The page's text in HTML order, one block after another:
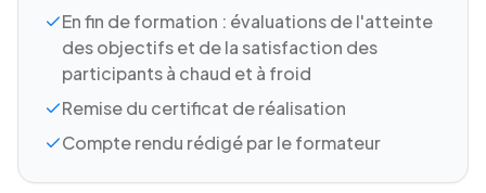
En fin de formation : évaluations de l'atteinte
des objectifs et de la satisfaction des
participants à chaud et à froid
Remise du certificat de réalisation
Compte rendu rédigé par le formateur